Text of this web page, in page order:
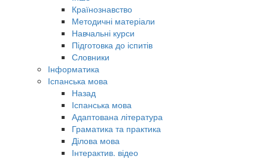
Країнознавство
Методичні матеріали
Навчальні курси
Підготовка до іспитів
Словники
Інформатика
Іспанська мова
Назад
Іспанська мова
Адаптована література
Граматика та практика
Ділова мова
Інтерактив. відео